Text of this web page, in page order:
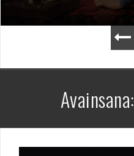
Avainsana: